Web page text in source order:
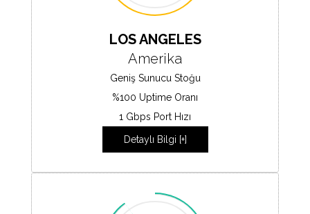
LOS ANGELES
Amerika
Geniş Sunucu Stoğu
%100 Uptime Oranı
1 Gbps Port Hızı
Detaylı Bilgi [+]